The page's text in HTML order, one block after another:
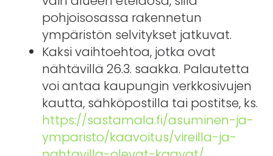
pohjoisosassa rakennetun
ympäristön selvitykset jatkuvat.
Kaksi vaihtoehtoa, jotka ovat
nähtävillä 26.3. saakka. Palautetta
voi antaa kaupungin verkkosivujen
kautta, sähköpostilla tai postitse, ks.
https://sastamala.fi/asuminen-ja-
ymparisto/kaavoitus/vireilla-ja-